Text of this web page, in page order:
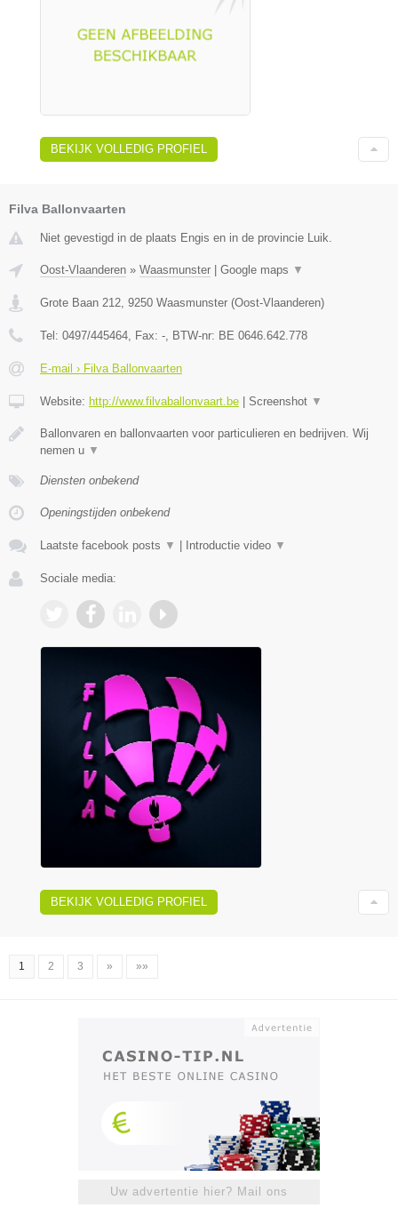
BEKIJK VOLLEDIG PROFIEL
Filva Ballonvaarten
Niet gevestigd in de plaats Engis en in de provincie Luik.
Oost-Vlaanderen » Waasmunster | Google maps ▼
Grote Baan 212 9250 Waasmunster (Oost-Vlaanderen)
Tel: 0497/445464 , Fax: - , BTW-nr: BE 0646.642.778
E-mail › Filva Ballonvaarten
Website: http://www.filvaballonvaart.be | Screenshot ▼
Ballonvaren en ballonvaarten voor particulieren en bedrijven. Wij
nemen u ▼
Diensten onbekend
Openingstijden onbekend
Laatste facebook posts ▼ | Introductie video ▼
Sociale media:
BEKIJK VOLLEDIG PROFIEL
1 2 3 » »»
Uw advertentie hier? Mail ons